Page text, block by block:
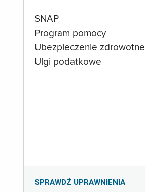
SNAP
Program pomocy
Ubezpieczenie zdrowotne
Ulgi podatkowe
SPRAWDŹ UPRAWNIENIA